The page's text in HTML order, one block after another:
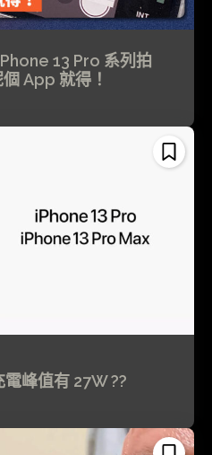
13 Pro 系列拍
App 就得！
峰值有 27W ??